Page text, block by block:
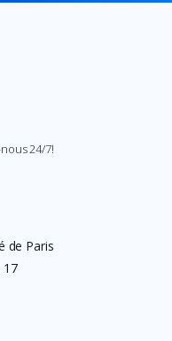
24/7!
de Paris
17